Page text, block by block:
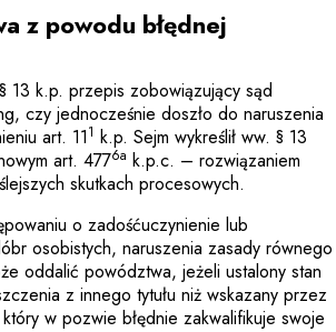
z powodu błędnej
§ 13 k.p. przepis zobowiązujący sąd
czy jednocześnie doszło do naruszenia
art. 111 k.p. Sejm wykreślił ww. § 13
art. 4776a k.p.c. – rozwiązaniem
skutkach procesowych.
o zadośćuczynienie lub
osobistych, naruszenia zasady równego
oddalić powództwa, jeżeli ustalony stan
z innego tytułu niż wskazany przez
w pozwie błędnie zakwalifikuje swoje